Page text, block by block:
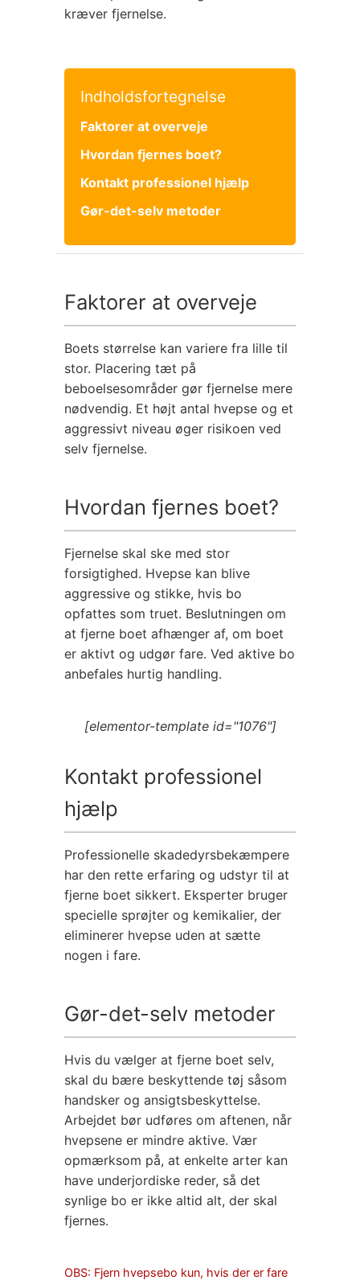
kræver fjernelse.
Indholdsfortegnelse
Faktorer at overveje
Hvordan fjernes boet?
Kontakt professionel hjælp
Gør-det-selv metoder
Faktorer at overveje
Boets størrelse kan variere fra lille til
stor. Placering tæt på
beboelsesområder gør fjernelse mere
nødvendig. Et højt antal hvepse og et
aggressivt niveau øger risikoen ved
selv fjernelse.
Hvordan fjernes boet?
Fjernelse skal ske med stor
forsigtighed. Hvepse kan blive
aggressive og stikke, hvis bo
opfattes som truet. Beslutningen om
at fjerne boet afhænger af, om boet
er aktivt og udgør fare. Ved aktive bo
anbefales hurtig handling.
[elementor-template id="1076"]
Kontakt professionel
hjælp
Professionelle skadedyrsbekæmpere
har den rette erfaring og udstyr til at
fjerne boet sikkert. Eksperter bruger
specielle sprøjter og kemikalier, der
eliminerer hvepse uden at sætte
nogen i fare.
Gør-det-selv metoder
Hvis du vælger at fjerne boet selv,
skal du bære beskyttende tøj såsom
handsker og ansigtsbeskyttelse.
Arbejdet bør udføres om aftenen, når
hvepsene er mindre aktive. Vær
opmærksom på, at enkelte arter kan
have underjordiske reder, så det
synlige bo er ikke altid alt, der skal
fjernes.
OBS: Fjern hvepsebo kun, hvis der er fare